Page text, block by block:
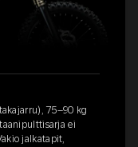
75–90 kg
ei
jalkatapit,